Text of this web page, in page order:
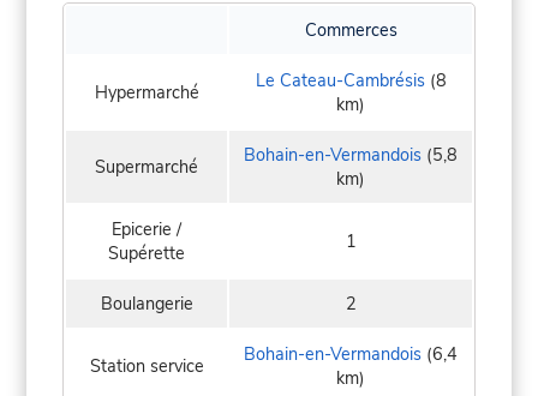
Commerces
Hypermarché Le Cateau-Cambrésis(8
km)
Supermarché Bohain-en-Vermandois (5,8
km)
Epicerie /
Supérette
1
Boulangerie 2
Station service Bohain-en-Vermandois (6,4
km)